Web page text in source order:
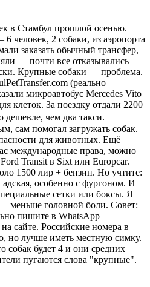
в Стамбул прошлой осенью.
человек, 2 собаки, из аэропорта
заказать обычный трансфер,
— почти все отказывались
Крупные собаки — проблема.
(реально
микроавтобус Mercedes Vito
клеток. За поездку отдали 2200
чем два такси.
сам помогал загружать собак.
для животных. Ещё
международные права, можно
Transit в Sixt или Europcar.
1500 лир + бензин. Но учтите:
адская, особенно с фургоном. И
сетки или боксы. Я
меньше головной боли. Совет:
пишите в WhatsApp
сайте. Российские номера в
но лучше иметь местную симку.
собак будет 4 и они средних
пугаются слова "крупные".